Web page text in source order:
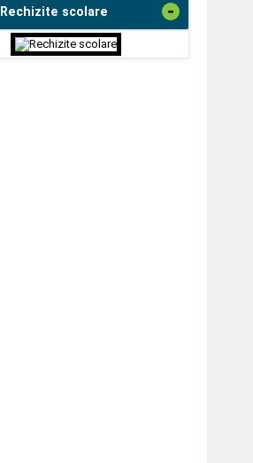
Rechizite scolare -